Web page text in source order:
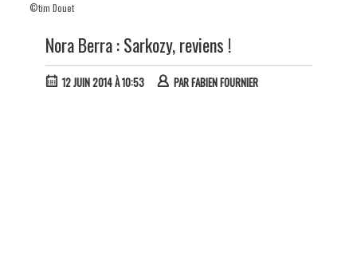
©tim Douet
Nora Berra : Sarkozy, reviens !
12 JUIN 2014 À 10:53 PARFABIEN FOURNIER